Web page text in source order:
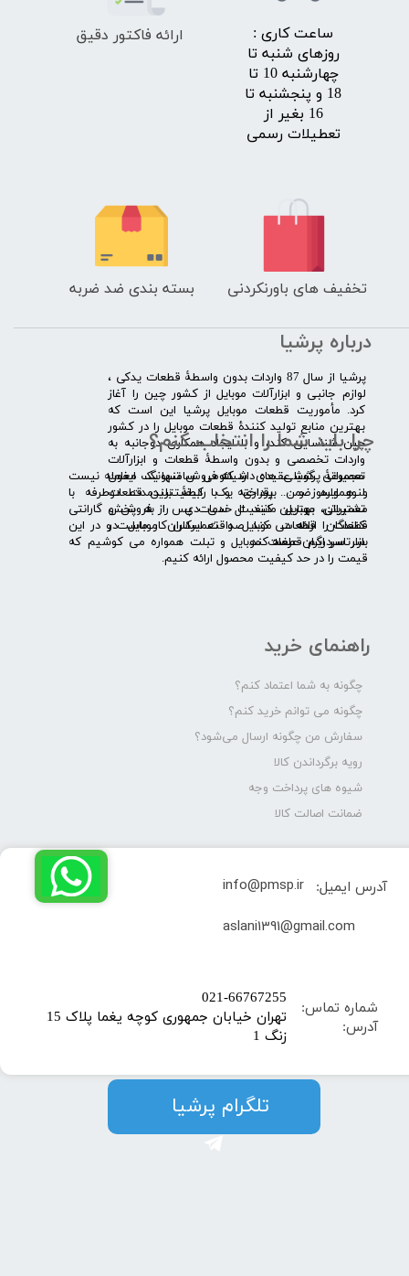
​ساعت کاری :
روزهای شنبه تا
چهارشنبه 10 تا
18 و پنجشنبه تا
16 بغیر از
تعطیلات رسمی
تخفیف های باورنکردنی بسته بندی ضد ضربه
ارائه فاکتور دقیق
درباره پرشیا
​پرشیا از سال 87 واردات بدون واسطۀ قطعات یدکی ،
لوازم جانبی و ابزارآلات موبایل از کشور چین را آغاز
کرد. مأموریت قطعات موبایل پرشیا این است که
بهترین منابع تولید کنندۀ قطعات موبایل را در کشور
چین شناسایی کند، و با ایجاد همکاری دوجانبه به
واردات تخصصی و بدون واسطۀ قطعات و ابزارآلات
تعمیراتی گوشی های شیائومی سامسونگ ایفون
لنوو ایسوز و .... پرداخته و با کیفیت­ترین قطعات
تعمیراتی موبایل مانند ال سی دی را به پخش
کنندگان قطعات موبایل و تعمیرکاران موبایل در
سرتاسر ایران عرضه کند.
راهنمای خرید
چگونه به شما اعتماد کنم؟
چگونه می توانم خرید کنم؟
سفارش من چگونه ارسال می‌شود؟
رویه برگرداندن کالا
شیوه های پرداخت وجه
ضمانت اصالت کالا
چرا باید شما را انتخاب کنم؟
​​ ​مجموعۀ پرشیا عقیده دارد که فروش تنها یک معامله نیست
و همواره ضمن برقراری یک رابطۀ بلندمدت دوطرفه با
مشتریان، بهترین کیفیت خدمات پس از فروش و گارانتی
قطعات را ارائه می­ کند. صداقت اساس کار ماست و در این
بازار سردرگم قطعات موبایل و تبلت همواره می کوشیم که
قیمت را در حد کیفیت محصول ارائه کنیم.
شماره تماس:
آدرس:
​021-66767255
تهران خیابان جمهوری کوچه یغما پلاک 15
زنگ 1
آدرس ایمیل:
info@pmsp.ir
​aslani1391@gmail.com
​​​​تلگرام پرشیا